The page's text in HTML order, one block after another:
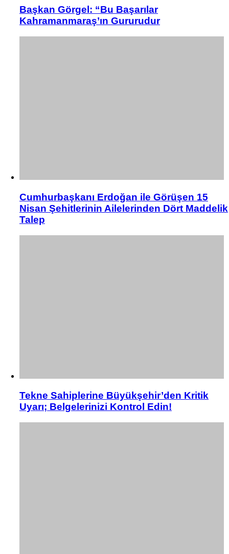
Başkan Görgel: “Bu Başarılar
Kahramanmaraş’ın Gururudur
Cumhurbaşkanı Erdoğan ile Görüşen 15
Nisan Şehitlerinin Ailelerinden Dört Maddelik
Talep
Tekne Sahiplerine Büyükşehir’den Kritik
Uyarı; Belgelerinizi Kontrol Edin!